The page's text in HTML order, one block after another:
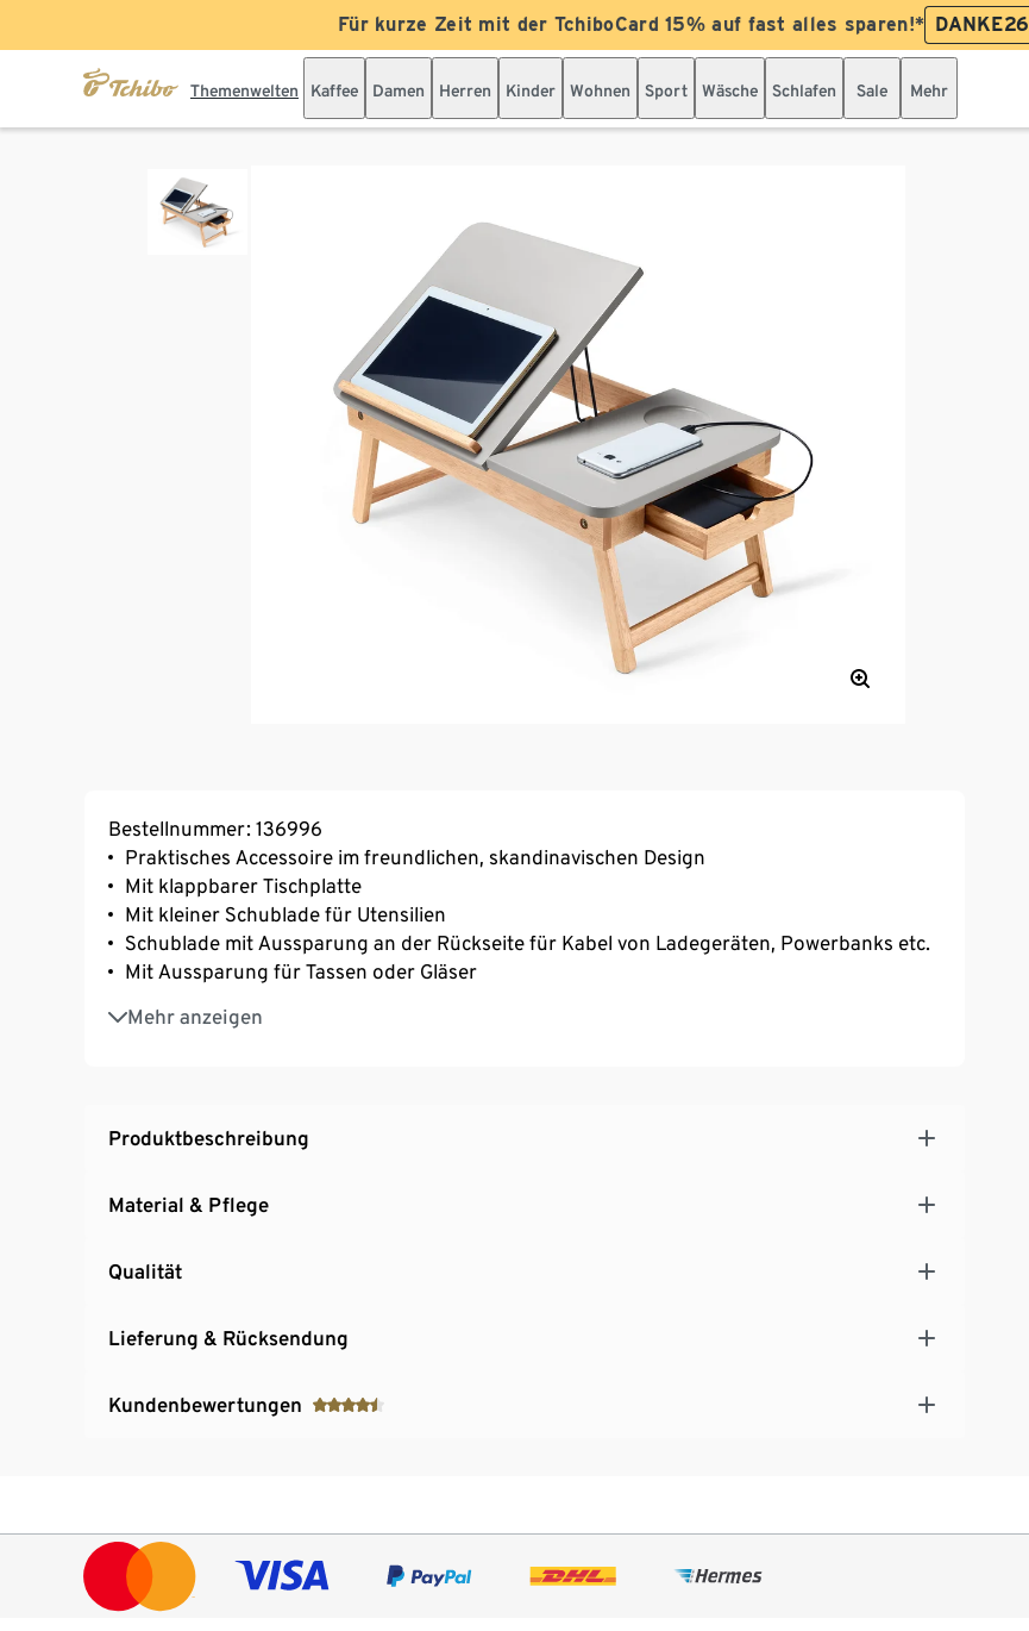
Für kurze Zeit mit der TchiboCard 15% auf fast alles sparen!* DANKE26
Themenwelten Kaffee Damen Herren Kinder Wohnen Sport Wäsche Schlafen Sale Mehr
Bestellnummer: 136996
Praktisches Accessoire im freundlichen, skandinavischen Design
Mit klappbarer Tischplatte
Mit kleiner Schublade für Utensilien
Schublade mit Aussparung an der Rückseite für Kabel von Ladegeräten, Powerbanks etc.
Mit Aussparung für Tassen oder Gläser
Mehr anzeigen
Für das Frühstück im Bett oder die Lektüre vor dem Schlafen
Geeignet für Laptops und Tablets
Produktbeschreibung
Material & Pflege
Qualität
Lieferung & Rücksendung
Kundenbewertungen